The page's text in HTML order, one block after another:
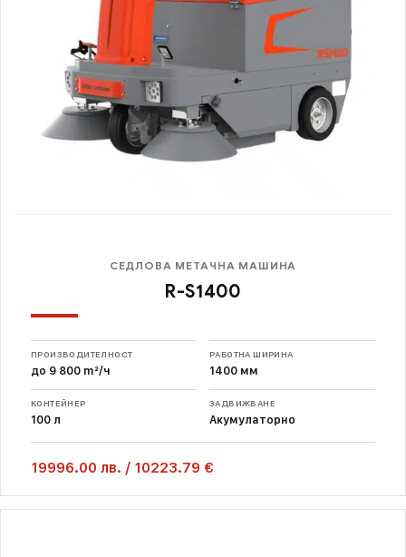
СЕДЛОВА МЕТАЧНА МАШИНА
R-S1400
ПРОИЗВОДИТЕЛНОСТ
до 9 800 m²/ч
РАБОТНА ШИРИНА
1400 мм
КОНТЕЙНЕР
100 л
ЗАДВИЖВАНЕ
Акумулаторно
19996.00 лв. / 10223.79 €